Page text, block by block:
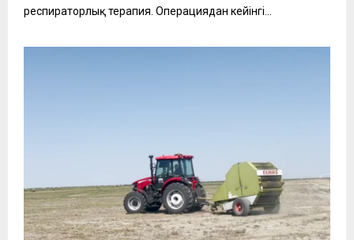
респираторлық терапия. Операциядан кейінгі...